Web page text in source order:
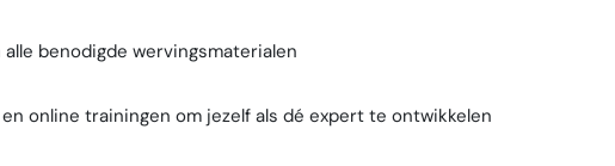
benodigde wervingsmaterialen
online trainingen om jezelf als dé expert te ontwikkelen